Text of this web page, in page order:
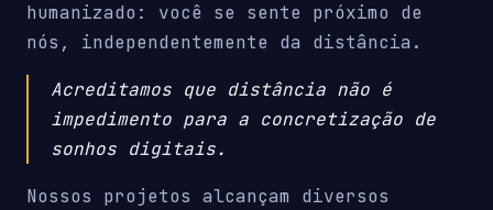
humanizado: você se sente próximo de
nós, independentemente da distância.
Acreditamos que distância não é
impedimento para a concretização de
sonhos digitais.
Nossos projetos alcançam diversos